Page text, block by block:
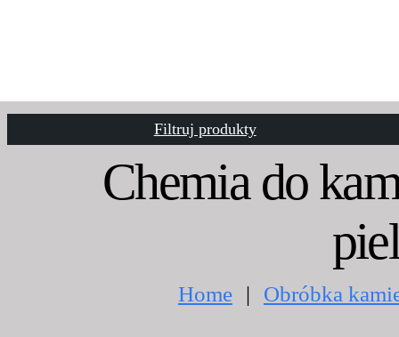
Filtruj produkty
Chemia do
Home Obróbka